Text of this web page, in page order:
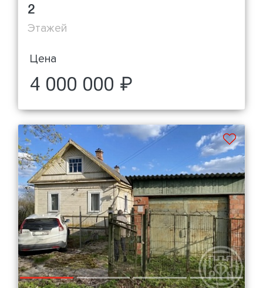
2
Этажей
Цена
4 000 000 ₽